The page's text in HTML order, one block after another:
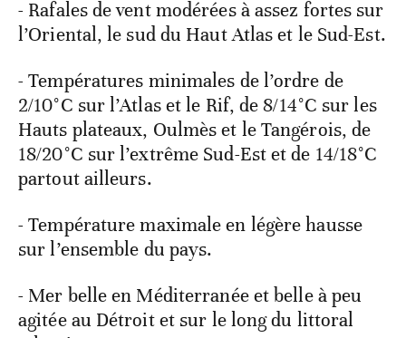
- Rafales de vent modérées à assez fortes sur
l’Oriental, le sud du Haut Atlas et le Sud-Est.
- Températures minimales de l’ordre de
2/10°C sur l’Atlas et le Rif, de 8/14°C sur les
Hauts plateaux, Oulmès et le Tangérois, de
18/20°C sur l’extrême Sud-Est et de 14/18°C
partout ailleurs.
- Température maximale en légère hausse
sur l’ensemble du pays.
- Mer belle en Méditerranée et belle à peu
agitée au Détroit et sur le long du littoral